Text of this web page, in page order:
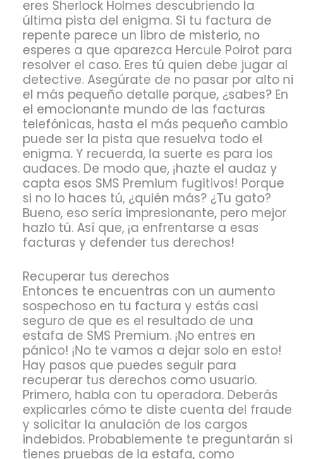
eres Sherlock Holmes descubriendo la
última pista del enigma. Si tu factura de
repente parece un libro de misterio, no
esperes a que aparezca Hercule Poirot para
resolver el caso. Eres tú quien debe jugar al
detective. Asegúrate de no pasar por alto ni
el más pequeño detalle porque, ¿sabes? En
el emocionante mundo de las facturas
telefónicas, hasta el más pequeño cambio
puede ser la pista que resuelva todo el
enigma. Y recuerda, la suerte es para los
audaces. De modo que, ¡hazte el audaz y
capta esos SMS Premium fugitivos! Porque
si no lo haces tú, ¿quién más? ¿Tu gato?
Bueno, eso sería impresionante, pero mejor
hazlo tú. Así que, ¡a enfrentarse a esas
facturas y defender tus derechos!
Recuperar tus derechos
Entonces te encuentras con un aumento
sospechoso en tu factura y estás casi
seguro de que es el resultado de una
estafa de SMS Premium. ¡No entres en
pánico! ¡No te vamos a dejar solo en esto!
Hay pasos que puedes seguir para
recuperar tus derechos como usuario.
Primero, habla con tu operadora. Deberás
explicarles cómo te diste cuenta del fraude
y solicitar la anulación de los cargos
indebidos. Probablemente te preguntarán si
tienes pruebas de la estafa, como